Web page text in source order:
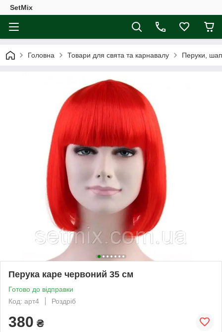
SetMix
Головна Товари для свята та карнавалу Перуки,
Перука каре червоний 35 см
Готово до відправки
Код: арт4
Роздріб
380 ₴